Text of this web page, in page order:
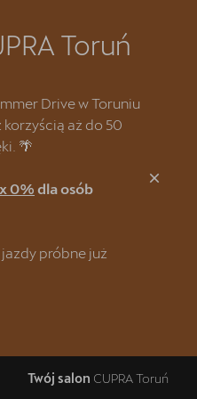
Toruń
Drive w Toruniu
aż do 50
🌴
0% dla osób
próbne już
Twój salon CUPRA Toruń
& CUPRA